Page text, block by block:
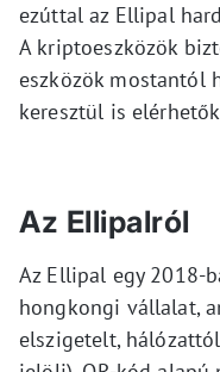
ezúttal az Ellipal
A kriptoeszközök
eszközök mostantól
keresztül is
Az Ellipalról
Az Ellipal egy 2018-
hongkongi vállalat,
elszigetelt,